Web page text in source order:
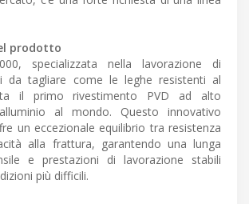
prodotto
specializzata nella lavorazione di
da tagliare come le leghe resistenti al
il primo rivestimento PVD ad alto
al mondo. Questo innovativo
un eccezionale equilibrio tra resistenza
alla frattura, garantendo una lunga
e prestazioni di lavorazione stabili
più difficili.